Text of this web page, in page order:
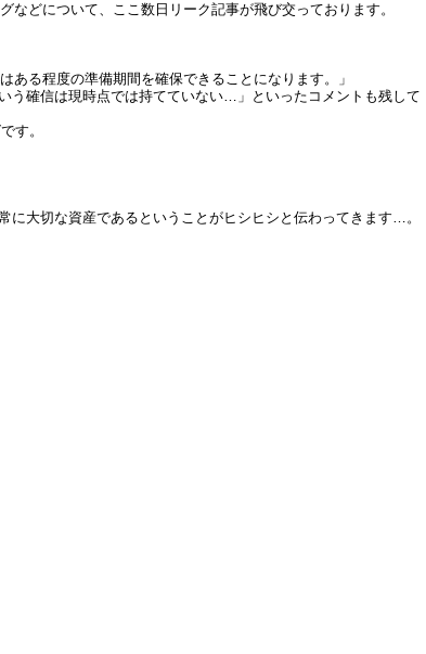
どについて、ここ数日リーク記事が飛び交っております。
る程度の準備期間を確保できることになります。」
う確信は現時点では持てていない…」といったコメントも残して
す。
大切な資産であるということがヒシヒシと伝わってきます…。